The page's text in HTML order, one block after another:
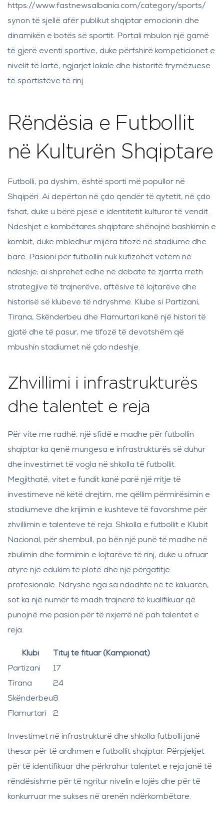
https://www.fastnewsalbania.com/category/sports/
synon të sjellë afër publikut shqiptar emocionin dhe
dinamikën e botës së sportit. Portali mbulon një gamë
të gjerë eventi sportive, duke përfshirë kompeticionet e
nivelit të lartë, ngjarjet lokale dhe historitë frymëzuese
të sportistëve të rinj.
Rëndësia e Futbollit
në Kulturën Shqiptare
Futbolli, pa dyshim, është sporti më popullor në
Shqipëri. Ai depërton në çdo qendër të qytetit, në çdo
fshat, duke u bërë pjesë e identitetit kulturor të vendit.
Ndeshjet e kombëtares shqiptare shënojnë bashkimin e
kombit, duke mbledhur mijëra tifozë në stadiume dhe
bare. Pasioni për futbollin nuk kufizohet vetëm në
ndeshje; ai shprehet edhe në debate të zjarrta rreth
strategjive të trajnerëve, aftësive të lojtarëve dhe
historisë së klubeve të ndryshme. Klube si Partizani,
Tirana, Skënderbeu dhe Flamurtari kanë një histori të
gjatë dhe të pasur, me tifozë të devotshëm që
mbushin stadiumet në çdo ndeshje.
Zhvillimi i infrastrukturës
dhe talentet e reja
Për vite me radhë, një sfidë e madhe për futbollin
shqiptar ka qenë mungesa e infrastrukturës së duhur
dhe investimet të vogla në shkolla të futbollit.
Megjithatë, vitet e fundit kanë parë një rritje të
investimeve në këtë drejtim, me qëllim përmirësimin e
stadiumeve dhe krijimin e kushteve të favorshme për
zhvillimin e talenteve të reja. Shkolla e futbollit e Klubit
Nacional, për shembull, po bën një punë të madhe në
zbulimin dhe formimin e lojtarëve të rinj, duke u ofruar
atyre një edukim të plotë dhe një përgatitje
profesionale. Ndryshe nga sa ndodhte në të kaluarën,
sot ka një numër të madh trajnerë të kualifikuar që
punojnë me pasion për të nxjerrë në pah talentet e
reja.
Klubi
Tituj të fituar (Kampionat)
Partizani
17
Tirana
24
Skënderbeu8
Flamurtari
2
Investimet në infrastrukturë dhe shkolla futbolli janë
thesar për të ardhmen e futbollit shqiptar. Përpjekjet
për të identifikuar dhe përkrahur talentet e reja janë të
rëndësishme për të ngritur nivelin e lojës dhe për të
konkurruar me sukses në arenën ndërkombëtare.